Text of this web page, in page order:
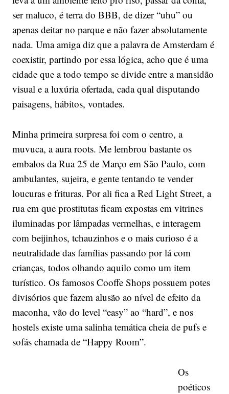
ser maluco, é terra do BBB, de dizer “uhu” ou
apenas deitar no parque e não fazer absolutamente
nada. Uma amiga diz que a palavra de Amsterdam é
coexistir, partindo por essa lógica, acho que é uma
cidade que a todo tempo se divide entre a mansidão
visual e a luxúria ofertada, cada qual disputando
paisagens, hábitos, vontades.
Minha primeira surpresa foi com o centro, a
muvuca, a aura roots. Me lembrou bastante os
embalos da Rua 25 de Março em São Paulo, com
ambulantes, sujeira, e gente tentando te vender
loucuras e frituras. Por ali fica a Red Light Street, a
rua em que prostitutas ficam expostas em vitrines
iluminadas por lâmpadas vermelhas, e interagem
com beijinhos, tchauzinhos e o mais curioso é a
neutralidade das famílias passando por lá com
crianças, todos olhando aquilo como um item
turístico. Os famosos Cooffe Shops possuem potes
divisórios que fazem alusão ao nível de efeito da
maconha, vão do level “easy” ao “hard”, e nos
hostels existe uma salinha temática cheia de pufs e
sofás chamada de “Happy Room”.
Os
poéticos